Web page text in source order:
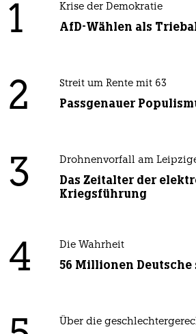
1 Krise der Demokratie
AfD-Wählen als
2 Streit um Rente mit 63
Passgenauer
3 Drohnenvorfall am
Das Zeitalter der
Kriegsführung
4 Die Wahrheit
56 Millionen
Über die